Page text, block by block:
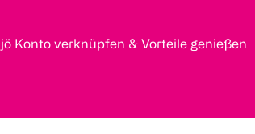
jö Konto verknüpfen & Vorteile genießen